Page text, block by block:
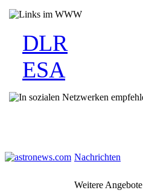
DLR
ESA
Nachrichten
Weitere Angebote